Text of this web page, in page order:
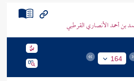
بن أحمد الأنصاري القرطبي
164